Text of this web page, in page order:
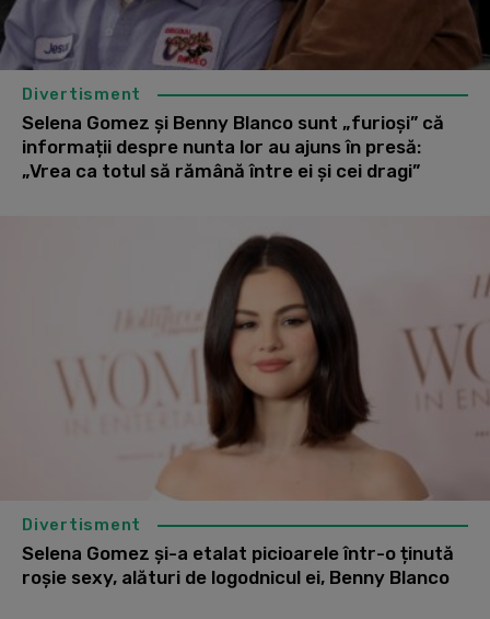
Divertisment
Selena Gomez și Benny Blanco sunt „furioși” că
informații despre nunta lor au ajuns în presă:
„Vrea ca totul să rămână între ei și cei dragi”
Divertisment
Selena Gomez și-a etalat picioarele într-o ținută
roșie sexy, alături de logodnicul ei, Benny Blanco